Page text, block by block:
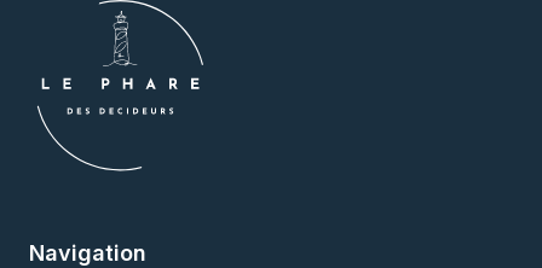
Navigation